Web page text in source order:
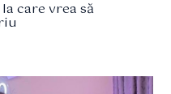
care vrea să